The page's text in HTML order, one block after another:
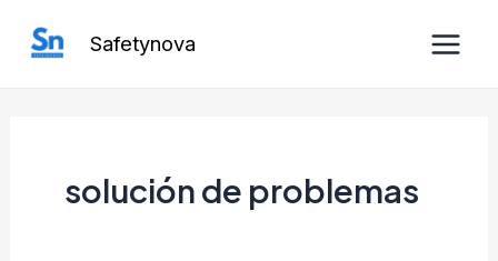
Safetynova
solución de problemas